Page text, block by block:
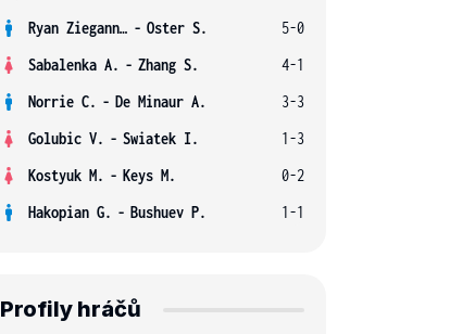
Ryan Ziegann S. - Oster S.
5-0
Sabalenka A. - Zhang S.
4-1
Norrie C. - De Minaur A.
3-3
Golubic V. - Swiatek I.
1-3
Kostyuk M. - Keys M.
0-2
Hakopian G. - Bushuev P. 1-1
Profily hráčů